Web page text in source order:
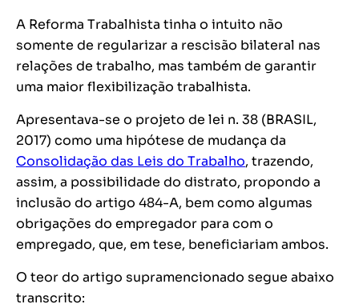
A Reforma Trabalhista tinha o intuito não
somente de regularizar a rescisão bilateral nas
relações de trabalho, mas também de garantir
uma maior flexibilização trabalhista.
Apresentava-se o projeto de lei n. 38 (BRASIL,
2017) como uma hipótese de mudança da
Consolidação das Leis do Trabalho, trazendo,
assim, a possibilidade do distrato, propondo a
inclusão do artigo 484-A, bem como algumas
obrigações do empregador para com o
empregado, que, em tese, beneficiariam ambos.
O teor do artigo supramencionado segue abaixo
transcrito: